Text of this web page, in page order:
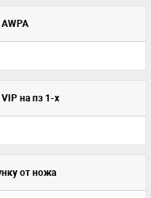
на пз 1-х
от ножа